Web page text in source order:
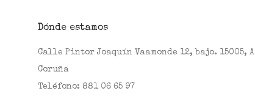
Dónde estamos
Calle Pintor Joaquín Vaamonde 12, bajo. 15005, A
Coruña
Teléfono: 881 06 65 97